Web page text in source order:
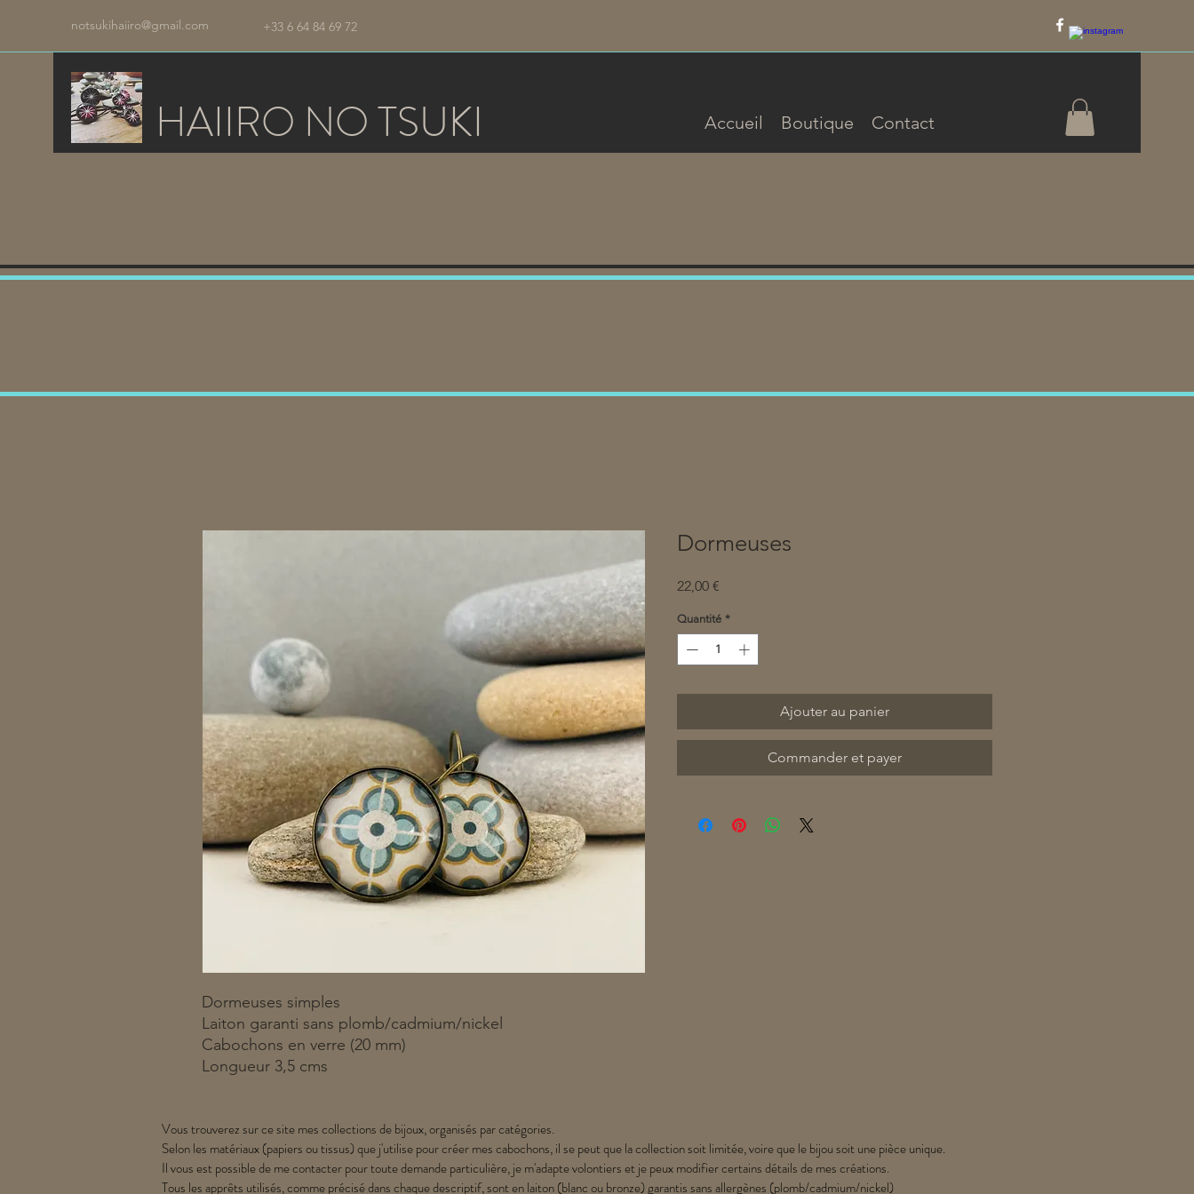
notsukihaiiro@gmail.com +33 6 64 84 69 72
HAIIRO NO TSUKI Accueil Boutique Contact
Dormeuses simples
Laiton garanti sans plomb/cadmium/nickel
Cabochons en verre (20 mm)
Longueur 3,5 cms
Dormeuses
22,00 €
Quantité *
Ajouter au panier
Commander et payer
Vous trouverez sur ce site mes collections de bijoux, organisés par catégories.
Selon les matériaux (papiers ou tissus) que j'utilise pour créer mes cabochons, il se peut que la collection soit limitée, voire que le bijou soit une pièce unique.
Il vous est possible de me contacter pour toute demande particulière, je m'adapte volontiers et je peux modifier certains détails de mes créations.
Tous les apprêts utilisés, comme précisé dans chaque descriptif, sont en laiton (blanc ou bronze) garantis sans allergènes (plomb/cadmium/nickel)